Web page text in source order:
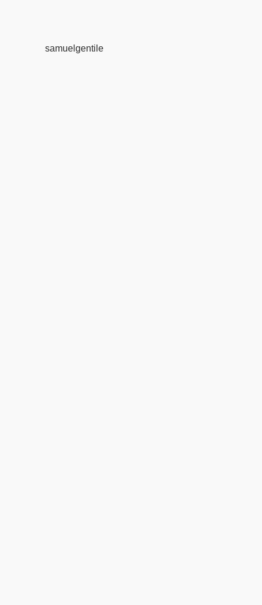
samuelgentile